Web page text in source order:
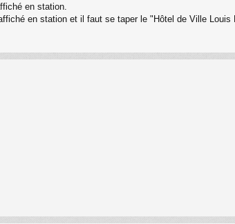
en station.
en station et il faut se taper le "Hôtel de Ville Louis